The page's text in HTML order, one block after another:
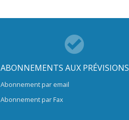
ABONNEMENTS AUX PRÉVISIONS
Abonnement par email
Abonnement par Fax